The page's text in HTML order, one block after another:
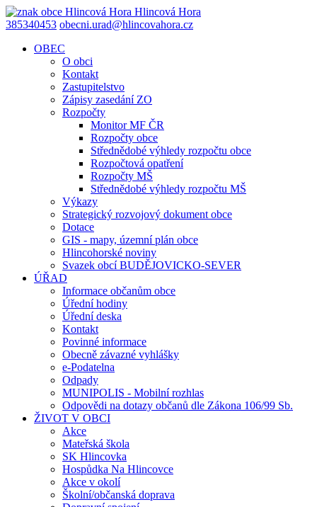
Hlincová Hora
385340453 obecni.urad@hlincovahora.cz
OBEC
O obci
Kontakt
Zastupitelstvo
Zápisy zasedání ZO
Rozpočty
Monitor MF ČR
Rozpočty obce
Střednědobé výhledy rozpočtu obce
Rozpočtová opatření
Rozpočty MŠ
Střednědobé výhledy rozpočtu MŠ
Výkazy
Strategický rozvojový dokument obce
Dotace
GIS - mapy, územní plán obce
Hlincohorské noviny
Svazek obcí BUDĚJOVICKO-SEVER
ÚŘAD
Informace občanům obce
Úřední hodiny
Úřední deska
Kontakt
Povinné informace
Obecně závazné vyhlášky
e-Podatelna
Odpady
MUNIPOLIS - Mobilní rozhlas
Odpovědi na dotazy občanů dle Zákona 106/99 Sb.
ŽIVOT V OBCI
Akce
Mateřská škola
SK Hlincovka
Hospůdka Na Hlincovce
Akce v okolí
Školní/občanská doprava